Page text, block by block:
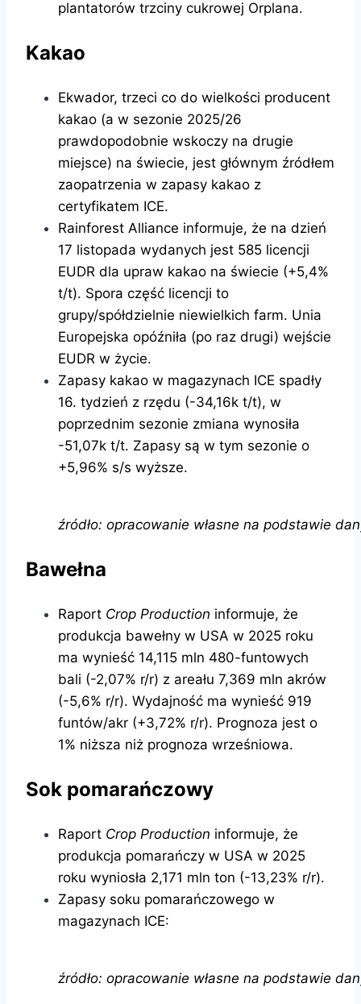
plantatorów trzciny cukrowej Orplana.
Kakao
Ekwador, trzeci co do wielkości producent
kakao (a w sezonie 2025/26
prawdopodobnie wskoczy na drugie
miejsce) na świecie, jest głównym źródłem
zaopatrzenia w zapasy kakao z
certyfikatem ICE.
Rainforest Alliance informuje, że na dzień
17 listopada wydanych jest 585 licencji
EUDR dla upraw kakao na świecie (+5,4%
t/t). Spora część licencji to
grupy/spółdzielnie niewielkich farm. Unia
Europejska opóźniła (po raz drugi) wejście
EUDR w życie.
Zapasy kakao w magazynach ICE spadły
16. tydzień z rzędu (-34,16k t/t), w
poprzednim sezonie zmiana wynosiła
-51,07k t/t. Zapasy są w tym sezonie o
+5,96% s/s wyższe.
źródło: opracowanie własne na podstawie
Bawełna
Raport Crop Production informuje, że
produkcja bawełny w USA w 2025 roku
ma wynieść 14,115 mln 480-funtowych
bali (-2,07% r/r) z areału 7,369 mln akrów
(-5,6% r/r). Wydajność ma wynieść 919
funtów/akr (+3,72% r/r). Prognoza jest o
1% niższa niż prognoza wrześniowa.
Sok pomarańczowy
Raport Crop Production informuje, że
produkcja pomarańczy w USA w 2025
roku wyniosła 2,171 mln ton (-13,23% r/r).
Zapasy soku pomarańczowego w
magazynach ICE:
źródło: opracowanie własne na podstawie